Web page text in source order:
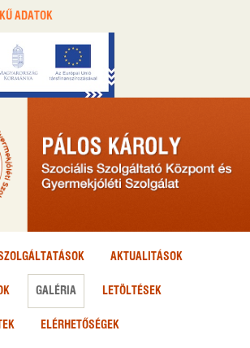
ADATOK
AKTUALITÁSOK
GALÉRIA LETÖLTÉSEK
ELÉRHETŐSÉGEK